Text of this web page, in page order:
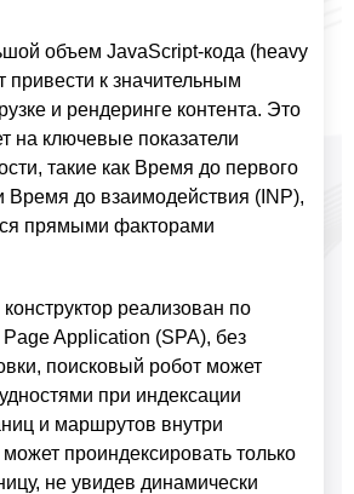
объем JavaScript-кода (heavy
привести к значительным
и рендеринге контента. Это
на ключевые показатели
такие как Время до первого
Время до взаимодействия (INP),
прямыми факторами
реализован по
Application (SPA), без
поисковый робот может
при индексации
и маршрутов внутри
проиндексировать только
не увидев динамически